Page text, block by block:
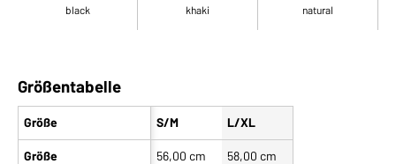
black khaki natural
Größentabelle
Größe
Größe
S/M L/XL
56,00 cm 58,00 cm